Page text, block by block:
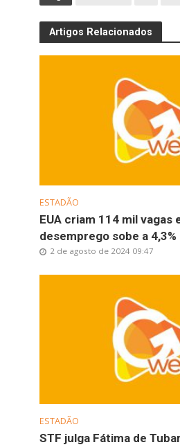
Artigos Relacionados
ESTADÃO
EUA criam 114 mil vagas
desemprego sobe a 4,3%
2 de agosto de 2024 09:47
ESTADÃO
STF julga Fátima de